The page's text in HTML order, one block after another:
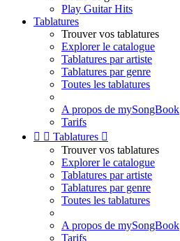
Play Guitar Hits
Tablatures
Trouver vos tablatures
Explorer le catalogue
Tablatures par artiste
Tablatures par genre
Toutes les tablatures
A propos de mySongBook
Tarifs
  Tablatures 
Trouver vos tablatures
Explorer le catalogue
Tablatures par artiste
Tablatures par genre
Toutes les tablatures
A propos de mySongBook
Tarifs